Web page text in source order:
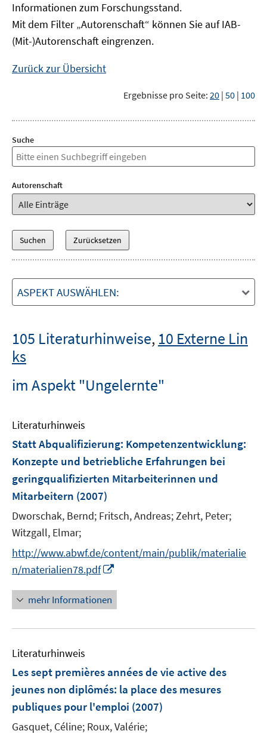
Informationen zum Forschungsstand.
Mit dem Filter „Autorenschaft“ können Sie auf IAB-
(Mit-)Autorenschaft eingrenzen.
Zurück zur Übersicht
Ergebnisse pro Seite: 20 | 50 | 100
Suche
Autorenschaft
ASPEKT AUSWÄHLEN:
105 Literaturhinweise, 10 Externe Lin
ks
im Aspekt "Ungelernte"
Literaturhinweis
Statt Abqualifizierung: Kompetenzentwicklung:
Konzepte und betriebliche Erfahrungen bei
geringqualifizierten Mitarbeiterinnen und
Mitarbeitern (2007)
Dworschak, Bernd; Fritsch, Andreas;Zehrt, Peter;
Witzgall, Elmar;
http://www.abwf.de/content/main/publik/materialie
n/materialien78.pdf
e
u
F
n
s
t
mehr Informationen
Literaturhinweis
Les sept premières années de vie active des
jeunes non diplômés: la place des mesures
publiques pour l'emploi (2007)
Gasquet, Céline; Roux, Valérie;